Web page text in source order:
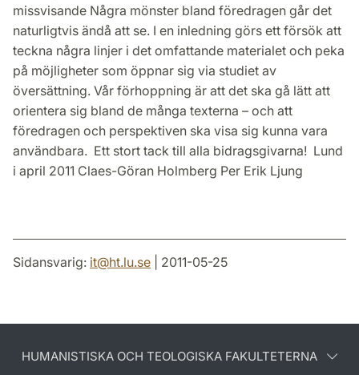
missvisande Några mönster bland föredragen går det
naturligtvis ändå att se. I en inledning görs ett försök att
teckna några linjer i det omfattande materialet och peka
på möjligheter som öppnar sig via studiet av
översättning. Vår förhoppning är att det ska gå lätt att
orientera sig bland de många texterna – och att
föredragen och perspektiven ska visa sig kunna vara
användbara. Ett stort tack till alla bidragsgivarna! Lund
i april 2011 Claes-Göran Holmberg Per Erik Ljung
Sidansvarig: it@ht.lu.se | 2011-05-25
HUMANISTISKA OCH TEOLOGISKA FAKULTETERNA